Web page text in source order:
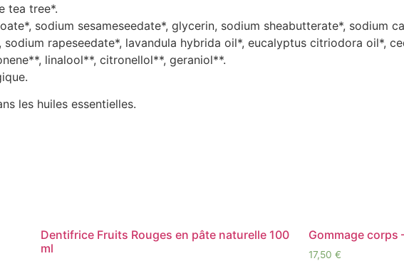
tea tree*.
sodium sesameseedate*, glycerin, sodium sheabutterate*, sodium
sodium rapeseedate*, lavandula hybrida oil*, eucalyptus citriodora oil*,
linalool**, citronellol**, geraniol**.
les huiles essentielles.
Dentifrice Fruits Rouges en pâte naturelle 100
ml
Gommage corps
17,50€